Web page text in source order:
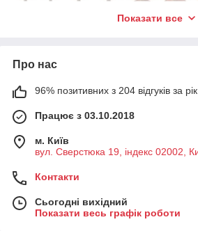
Розміри віолончелей
Показати все
Про нас
96% позитивних з 204 відгуків за рік
Працює з 03.10.2018
м. Київ
вул. Сверстюка 19, індекс 02002,
Контакти
Сьогодні вихідний
Показати весь графік роботи